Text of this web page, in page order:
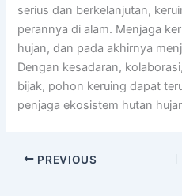
serius dan berkelanjutan,
perannya di alam. Menjaga
hujan, dan pada akhirnya
Dengan kesadaran,
bijak, pohon keruing dapat
penjaga ekosistem hutan
PREVIOUS